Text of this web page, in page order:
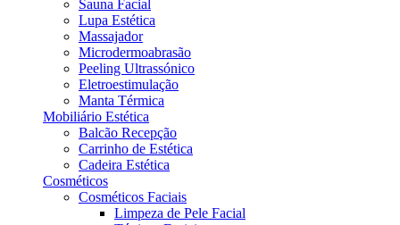
Sauna Facial
Lupa Estética
Massajador
Microdermoabrasão
Peeling Ultrassónico
Eletroestimulação
Manta Térmica
Mobiliário Estética
Balcão Recepção
Carrinho de Estética
Cadeira Estética
Cosméticos
Cosméticos Faciais
Limpeza de Pele Facial